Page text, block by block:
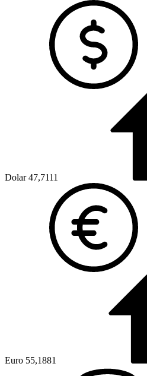
Dolar 47,7111
Euro 55,1881